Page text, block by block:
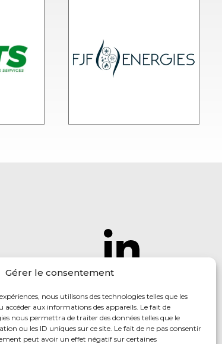
Gérer le consentement
nous utilisons des technologies telles que les
accéder aux informations des appareils. Le fait de
nous permettra de traiter des données telles que le
ou les ID uniques sur ce site. Le fait de ne pas consentir
peut avoir un effet négatif sur certaines
out our
latest news